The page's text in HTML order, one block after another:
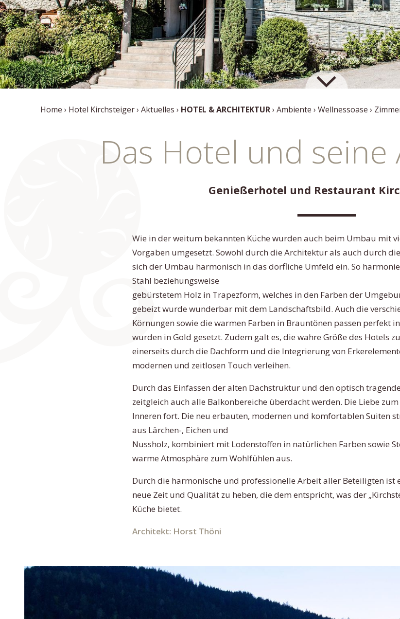
Home Hotel Kirchsteiger Aktuelles HOTEL & ARCHITEKTUR Ambiente Wellnessoase
Das Hotel und
Genießerhotel und Restaurant
Wie in der weitum bekannten Küche wurden auch beim Umbau mit
Vorgaben umgesetzt. Sowohl durch die Architektur als auch durch
sich der Umbau harmonisch in das dörfliche Umfeld ein. So
Stahl beziehungsweise
gebürstetem Holz in Trapezform, welches in den Farben der
gebeizt wurde wunderbar mit dem Landschaftsbild. Auch die
Körnungen sowie die warmen Farben in Brauntönen passen perfekt
wurden in Gold gesetzt. Zudem galt es, die wahre Größe des Hotels
einerseits durch die Dachform und die Integrierung von
modernen und zeitlosen Touch verleihen.
Durch das Einfassen der alten Dachstruktur und den optisch
zeitgleich auch alle Balkonbereiche überdacht werden. Die Liebe
Inneren fort. Die neu erbauten, modernen und komfortablen Suiten
aus Lärchen-, Eichen und
Nussholz, kombiniert mit Lodenstoffen in natürlichen Farben sowie
warme Atmosphäre zum Wohlfühlen aus.
Durch die harmonische und professionelle Arbeit aller Beteiligten ist
neue Zeit und Qualität zu heben, die dem entspricht, was der
Küche bietet.
Architekt: Horst Thöni